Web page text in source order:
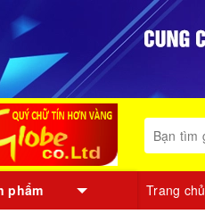
phẩm Trang chủ